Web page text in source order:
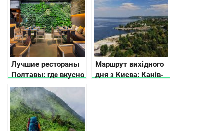
Лучшие рестораны
Полтавы: где вкусно
поесть
Маршрут вихідного
дня з Києва: Канів-